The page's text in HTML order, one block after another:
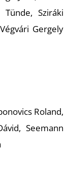
Tünde, Sziráki
Gergely
Roland,
Seemann